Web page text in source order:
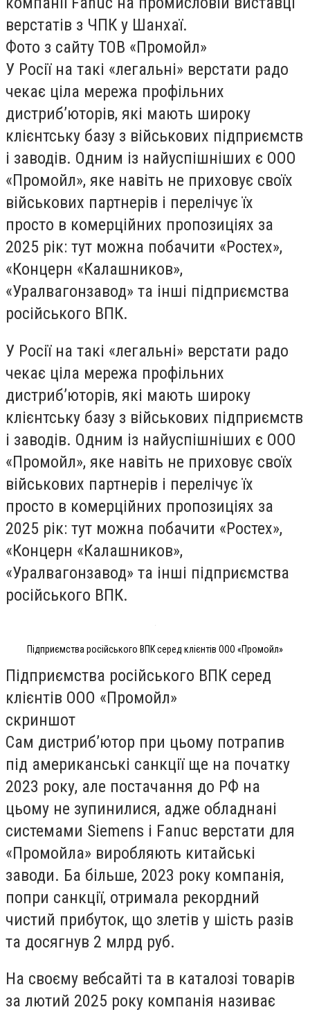
верстатів з ЧПК у Шанхаї.
Фото з сайту ТОВ «Промойл»
У Росії на такі «легальні» верстати радо
чекає ціла мережа профільних
дистриб’юторів, які мають широку
клієнтську базу з військових підприємств
і заводів. Одним із найуспішніших є ООО
«Промойл», яке навіть не приховує своїх
військових партнерів і перелічує їх
просто в комерційних пропозиціях за
2025 рік: тут можна побачити «Ростех»,
«Концерн «Калашников»,
«Уралвагонзавод» та інші підприємства
російського ВПК.
У Росії на такі «легальні» верстати радо
чекає ціла мережа профільних
дистриб’юторів, які мають широку
клієнтську базу з військових підприємств
і заводів. Одним із найуспішніших є ООО
«Промойл», яке навіть не приховує своїх
військових партнерів і перелічує їх
просто в комерційних пропозиціях за
2025 рік: тут можна побачити «Ростех»,
«Концерн «Калашников»,
«Уралвагонзавод» та інші підприємства
російського ВПК.
Підприємства російського ВПК серед клієнтів ООО «Промойл»
Підприємства російського ВПК серед
клієнтів ООО «Промойл»
скриншот
Сам дистриб’ютор при цьому потрапив
під американські санкції ще на початку
2023 року, але постачання до РФ на
цьому не зупинилися, адже обладнані
системами Siemens і Fanuc верстати для
«Промойла» виробляють китайські
заводи. Ба більше, 2023 року компанія,
попри санкції, отримала рекордний
чистий прибуток, що злетів у шість разів
та досягнув 2 млрд руб.
На своєму вебсайті та в каталозі товарів
за лютий 2025 року компанія називає